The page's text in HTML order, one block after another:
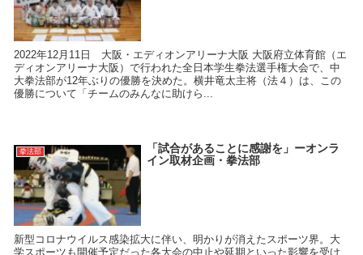
2022年12月11日 大阪・エディオンアリーナ大阪 大阪府立体育館（エ
ディオンアリーナ大阪）で行われた全日本学生拳法選手権大会で、中
大拳法部が12年ぶりの優勝を決めた。横井竜太主将（法４）は、この
優勝について「チームのみんなに助けら...
拳法部
「試合があることに感謝を」ーオンラ
イン取材企画・拳法部
新型コロナウイルス感染拡大に伴い、明かりが消えたスポーツ界。大
学スポーツも開催予定だった各大会の中止や延期といった影響を受け